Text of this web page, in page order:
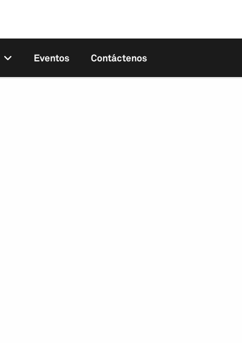
Eventos Contáctenos